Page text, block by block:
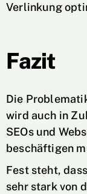
Verlinkung
Fazit
Die
wird auch in
SEOs und
beschäftigen
Fest steht,
sehr stark von